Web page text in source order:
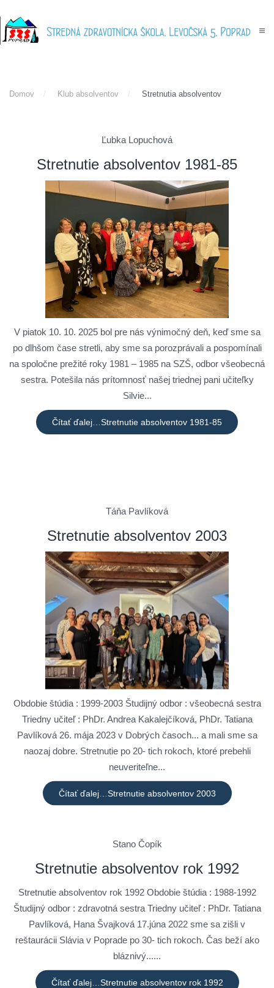
Skip to main content
Domov Klub absolventov Stretnutia absolventov
Ľubka Lopuchová
Stretnutie absolventov 1981-85
V piatok 10. 10. 2025 bol pre nás výnimočný deň, keď sme sa
po dlhšom čase stretli, aby sme sa porozprávali a pospomínali
na spoločne prežité roky 1981 – 1985 na SZŠ, odbor všeobecná
sestra. Potešila nás prítomnosť našej triednej pani učiteľky
Silvie...
Čítať ďalej…Stretnutie absolventov 1981-85
Táňa Pavlíková
Stretnutie absolventov 2003
Obdobie štúdia : 1999-2003 Študijný odbor : všeobecná sestra
Triedny učiteľ : PhDr. Andrea Kakalejčíková, PhDr. Tatiana
Pavlíková 26. mája 2023 v Dobrých časoch... a mali sme sa
naozaj dobre. Stretnutie po 20- tich rokoch, ktoré prebehli
neuveriteľne...
Čítať ďalej…Stretnutie absolventov 2003
Stano Čopík
Stretnutie absolventov rok 1992
Stretnutie absolventov rok 1992 Obdobie štúdia : 1988-1992
Študijný odbor : zdravotná sestra Triedny učiteľ : PhDr. Tatiana
Pavlíková, Hana Švajková 17.júna 2022 sme sa zišli v
reštaurácii Slávia v Poprade po 30- tich rokoch. Čas beží ako
bláznivý......
Čítať ďalej…Stretnutie absolventov rok 1992